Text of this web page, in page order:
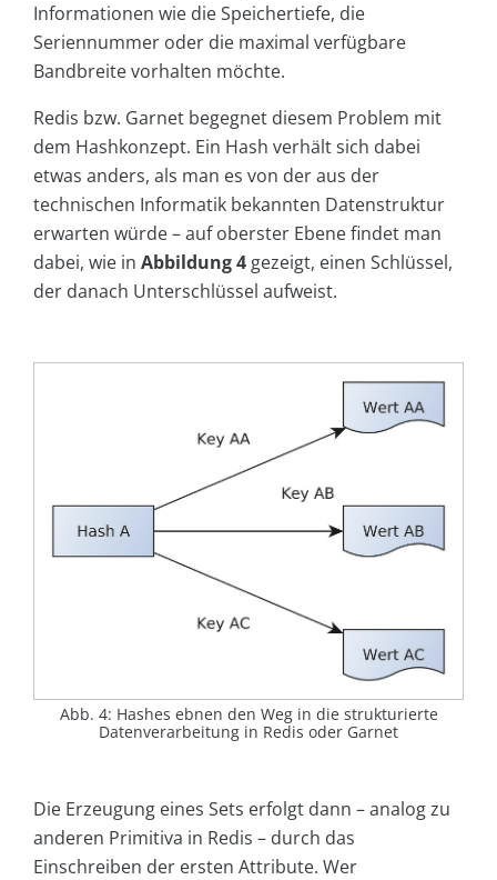
Informationen wie die Speichertiefe, die
Seriennummer oder die maximal verfügbare
Bandbreite vorhalten möchte.
Redis bzw. Garnet begegnet diesem Problem mit
dem Hashkonzept. Ein Hash verhält sich dabei
etwas anders, als man es von der aus der
technischen Informatik bekannten Datenstruktur
erwarten würde – auf oberster Ebene findet man
dabei, wie in Abbildung 4 gezeigt, einen Schlüssel,
der danach Unterschlüssel aufweist.
Abb. 4: Hashes ebnen den Weg in die strukturierte
Datenverarbeitung in Redis oder Garnet
Die Erzeugung eines Sets erfolgt dann – analog zu
anderen Primitiva in Redis – durch das
Einschreiben der ersten Attribute. Wer